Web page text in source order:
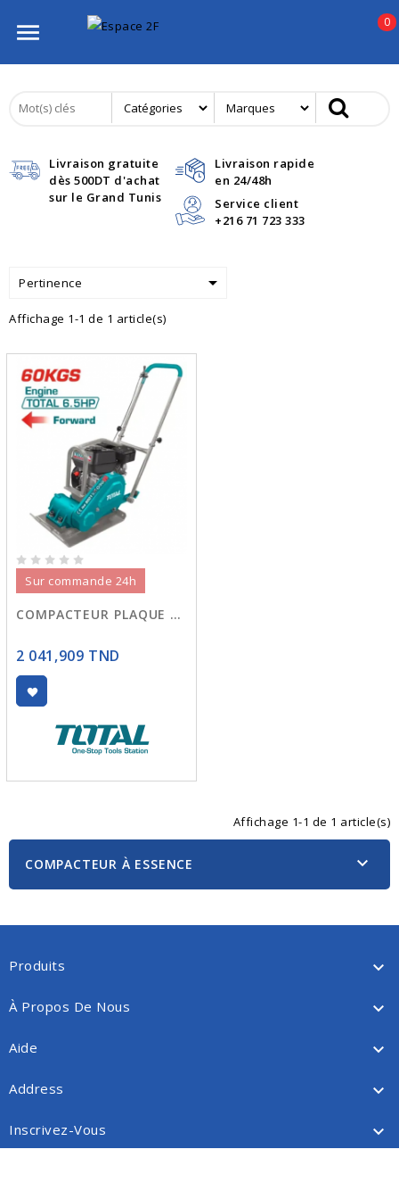
 0
Livraison gratuite
dès 500DT d'achat
sur le Grand Tunis
Livraison rapide
en 24/48h
Service client
+216 71 723 333
Pertinence 
Affichage 1-1 de 1 article(s)
Sur commande 24h
COMPACTEUR PLAQUE ESSENCE 60KG TP7060-2
2 041,909 TND
Affichage 1-1 de 1 article(s)
COMPACTEUR À ESSENCE 
Produits 
À Propos De Nous 
Aide 
Address 
Inscrivez-Vous 